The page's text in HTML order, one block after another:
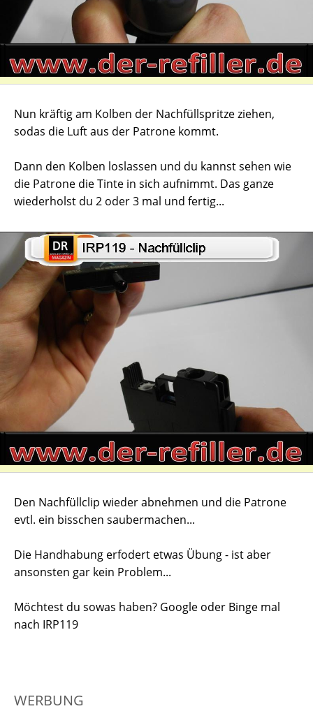
Nun kräftig am Kolben der Nachfüllspritze ziehen,
sodas die Luft aus der Patrone kommt.
Dann den Kolben loslassen und du kannst sehen wie
die Patrone die Tinte in sich aufnimmt. Das ganze
wiederholst du 2 oder 3 mal und fertig...
Den Nachfüllclip wieder abnehmen und die Patrone
evtl. ein bisschen saubermachen...
Die Handhabung erfodert etwas Übung - ist aber
ansonsten gar kein Problem...
Möchtest du sowas haben? Google oder Binge mal
nach IRP119
WERBUNG